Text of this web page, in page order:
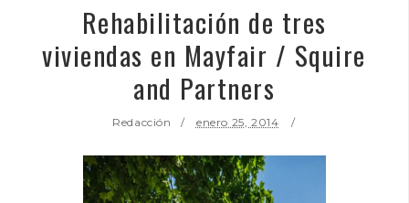
Rehabilitación de tres
viviendas en Mayfair / Squire
and Partners
Redacción enero 25, 2014